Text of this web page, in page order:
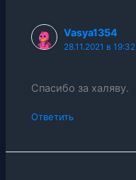
Vasya1354
28.11.2021 в 19:32
Спасибо за халяву.
Ответить